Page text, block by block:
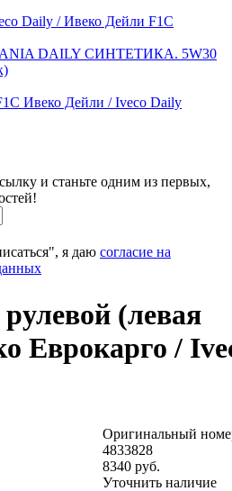
Daily / Ивеко Дейли F1C
DAILY СИНТЕТИКА. 5W30
Ивеко Дейли / Iveco Daily
и станьте одним из первых,
я даю согласие на
(левая
Еврокарго /
Оригинальный
4833828
8340 руб.
Уточнить наличие